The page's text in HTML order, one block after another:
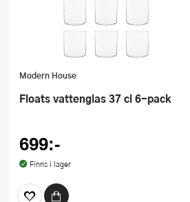
Modern House
Floats vattenglas 37 cl 6-pack
699:-
Finns i lager